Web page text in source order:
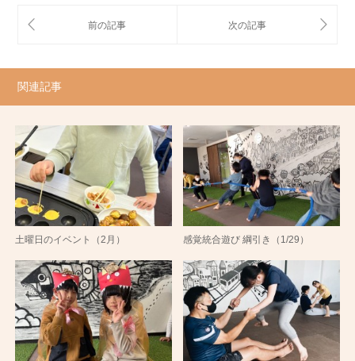
関連記事
土曜日のイベント（2月） 感覚統合遊び 綱引き（1/29）